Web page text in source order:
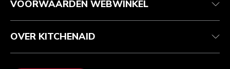
VOORWAARDEN WEBWINKEL
OVER KITCHENAID